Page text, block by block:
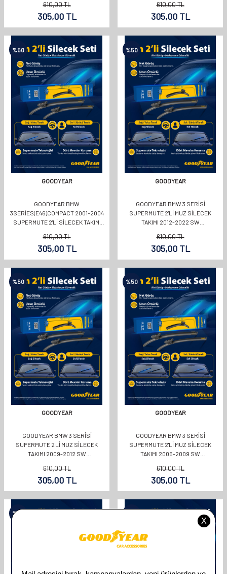
610,00TL
305,00TL
610,00TL
305,00TL
%50
GOODYEAR
GOODYEAR BMW
3SERIES(E46)COMPACT 2001-2004
SUPERMUTE 2'LI SILECEK TAKIMI
610,00TL
305,00TL
%50
GOODYEAR
GOODYEAR BMW 3 SERISI
SUPERMUTE 2'LI MUZ SILECEK
TAKIMI 2012-2022 SW
610,00TL
305,00TL
%50
GOODYEAR
GOODYEAR BMW 3 SERISI
SUPERMUTE 2'LI MUZ SILECEK
TAKIMI 2009-2012 SW
610,00TL
305,00TL
%50
GOODYEAR
GOODYEAR BMW 3 SERISI
SUPERMUTE 2'LI MUZ SILECEK
TAKIMI 2005-2009 SW
610,00TL
305,00TL
%50